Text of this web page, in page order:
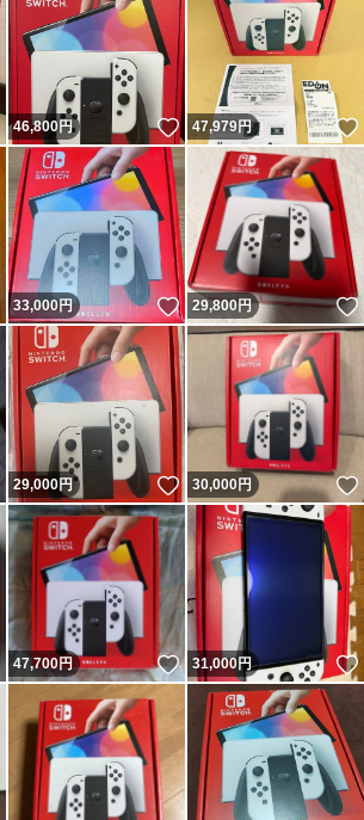
いいね！
46,800円 いいね！
47,979円
いいね！
33,000円 いいね！
29,800円
いいね！
29,000円 いいね！
30,000円
いいね！
47,700円 いいね！
31,000円